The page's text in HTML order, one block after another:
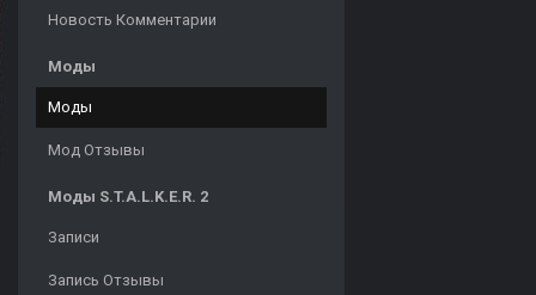
Новость Комментарии
Моды
Моды
Мод Отзывы
Моды S.T.A.L.K.E.R. 2
Записи
Запись Отзывы